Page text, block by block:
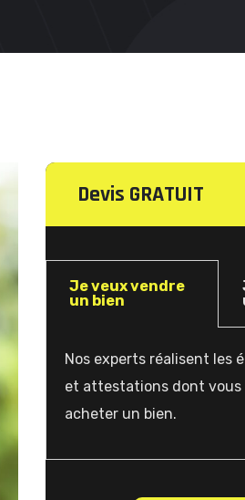
Devis GRATUIT
Je veux vendre
un bien
Nos experts réalisent les
et attestations dont vous
acheter un bien.